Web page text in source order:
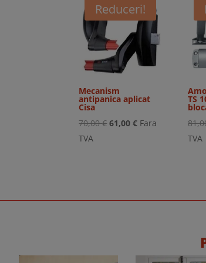
Reduceri!
Mecanism
antipanica aplicat
Cisa
70,00€ Prețul
61,00€Prețul
Fara
TVA
TS
TVA